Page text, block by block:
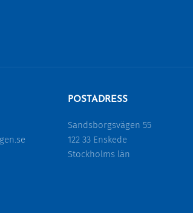
POSTADRESS
Sandsborgsvägen 55
122 33 Enskede
Stockholms län